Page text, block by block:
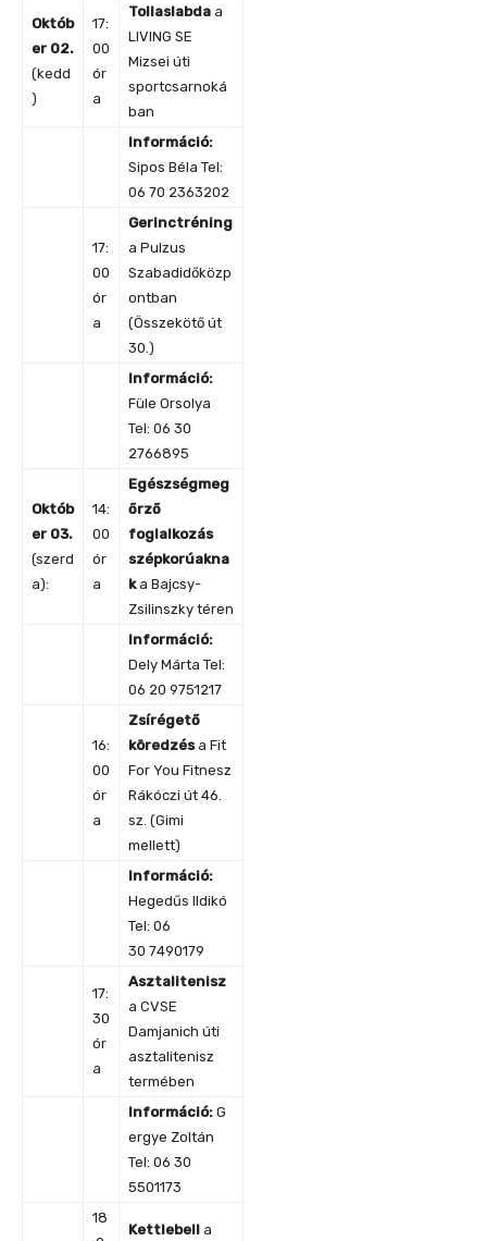
Októb
er 02.
(kedd
)
17:
00
ór
a
Tollaslabda a
LIVING SE
Mizsei úti
sportcsarnoká
ban
Információ:
Sipos Béla Tel:
06 70 2363202
17:
00
ór
a
Gerinctréning
a Pulzus
Szabadidőközp
ontban
(Összekötő út
30.)
Információ:
Füle Orsolya
Tel: 06 30
2766895
Októb
er 03.
(szerd
a):
14:
00
ór
a
Egészségmeg
őrző
foglalkozás
szépkorúakna
ka Bajcsy-
Zsilinszky téren
Információ:
Dely Márta Tel:
06 20 9751217
16:
00
ór
a
Zsírégető
köredzésa Fit
For You Fitnesz
Rákóczi út 46.
sz. (Gimi
mellett)
Információ:
Hegedűs Ildikó
Tel: 06
30 7490179
17:
30
ór
a
Asztalitenisz
a CVSE
Damjanich úti
asztalitenisz
termében
Információ: G
ergye Zoltán
Tel: 06 30
5501173
18
Kettlebell a